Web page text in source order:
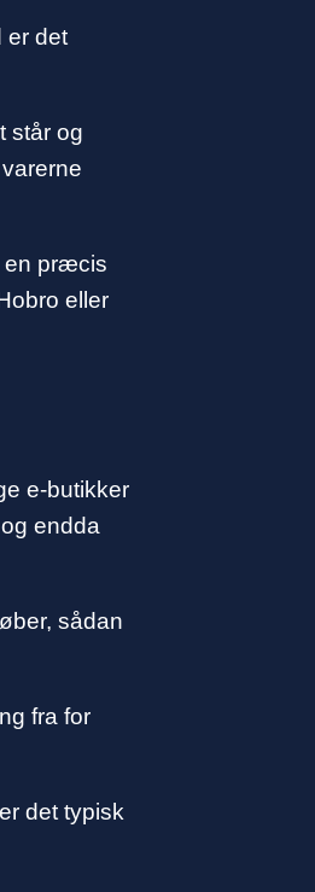
er det
står og
en præcis
eller
e-butikker
endda
sådan
fra for
det typisk